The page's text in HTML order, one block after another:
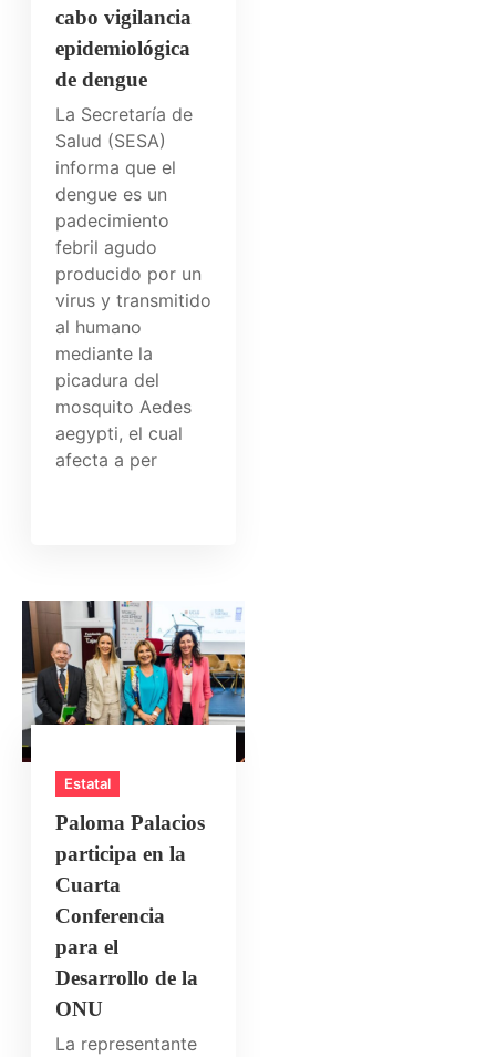
cabo vigilancia
epidemiológica
de dengue
La Secretaría de
Salud (SESA)
informa que el
dengue es un
padecimiento
febril agudo
producido por un
virus y transmitido
al humano
mediante la
picadura del
mosquito Aedes
aegypti, el cual
afecta a per
Estatal
Paloma Palacios
participa en la
Cuarta
Conferencia
para el
Desarrollo de la
ONU
La representante